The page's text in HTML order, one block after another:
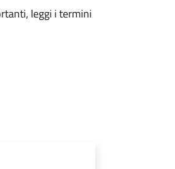
leggi i termini